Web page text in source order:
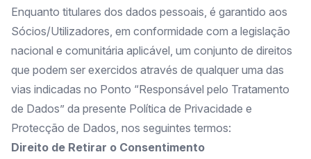
Enquanto titulares dos dados pessoais, é garantido aos
Sócios/Utilizadores, em conformidade com a legislação
nacional e comunitária aplicável, um conjunto de direitos
que podem ser exercidos através de qualquer uma das
vias indicadas no Ponto “Responsável pelo Tratamento
de Dados” da presente Política de Privacidade e
Protecção de Dados, nos seguintes termos:
Direito de Retirar o Consentimento